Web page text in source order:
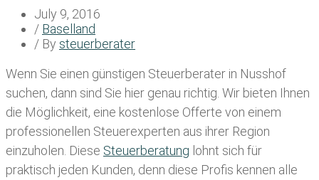
July 9, 2016
/ Baselland
/ By steuerberater
Wenn Sie einen günstigen Steuerberater in Nusshof
suchen, dann sind Sie hier genau richtig. Wir bieten Ihnen
die Möglichkeit, eine kostenlose Offerte von einem
professionellen Steuerexperten aus ihrer Region
einzuholen. Diese Steuerberatung lohnt sich für
praktisch jeden Kunden, denn diese Profis kennen alle